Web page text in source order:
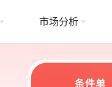
市场分析